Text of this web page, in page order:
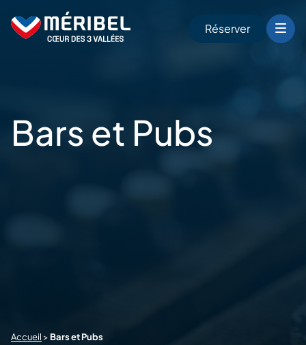
content
Réserver
Bars et Pubs
Accueil > Bars et Pubs